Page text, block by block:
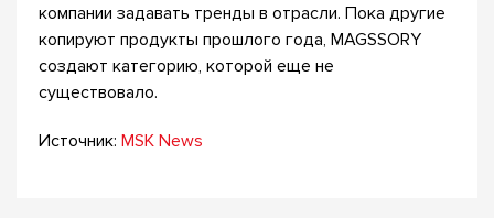
компании задавать тренды в отрасли. Пока другие
копируют продукты прошлого года, MAGSSORY
создают категорию, которой еще не
существовало.
Источник: MSK News